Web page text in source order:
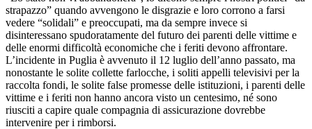
strapazzo” quando avvengono le disgrazie e loro corrono a farsi
vedere “solidali” e preoccupati, ma da sempre invece si
disinteressano spudoratamente del futuro dei parenti delle vittime e
delle enormi difficoltà economiche che i feriti devono affrontare.
L’incidente in Puglia è avvenuto il 12 luglio dell’anno passato, ma
nonostante le solite collette farlocche, i soliti appelli televisivi per la
raccolta fondi, le solite false promesse delle istituzioni, i parenti delle
vittime e i feriti non hanno ancora visto un centesimo, né sono
riusciti a capire quale compagnia di assicurazione dovrebbe
intervenire per i rimborsi.